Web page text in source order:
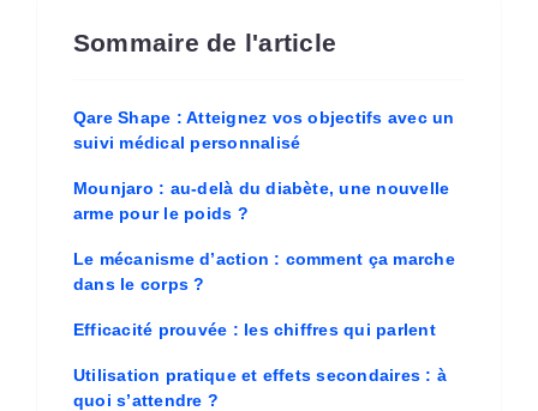
Sommaire de l'article
Qare Shape : Atteignez vos objectifs avec un
suivi médical personnalisé
Mounjaro : au-delà du diabète, une nouvelle
arme pour le poids ?
Le mécanisme d’action : comment ça marche
dans le corps ?
Efficacité prouvée : les chiffres qui parlent
Utilisation pratique et effets secondaires : à
quoi s’attendre ?